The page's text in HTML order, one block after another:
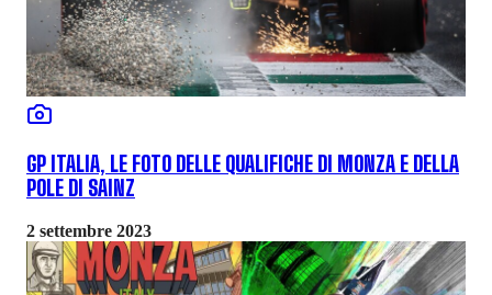
GP ITALIA, LE FOTO DELLE QUALIFICHE DI MONZA E DELLA
POLE DI SAINZ
2 settembre 2023